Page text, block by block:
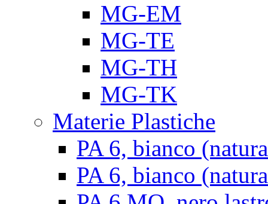
MG-EM
MG-TE
MG-TH
MG-TK
Materie Plastiche
PA 6, bianco
PA 6, bianco